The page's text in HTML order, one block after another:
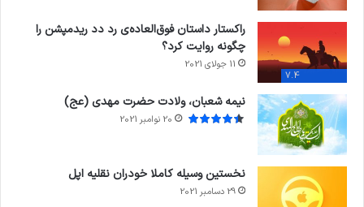
7.4
راکستار داستان فوق‌العاده‌ی رد دد ریدمپشن را
چگونه روایت کرد؟
11 جولای 2021
نیمه شعبان، ولادت حضرت مهدی (عج)
20 نوامبر 2021
نخستین وسیله کاملا خودران نقلیه اپل
29 دسامبر 2021